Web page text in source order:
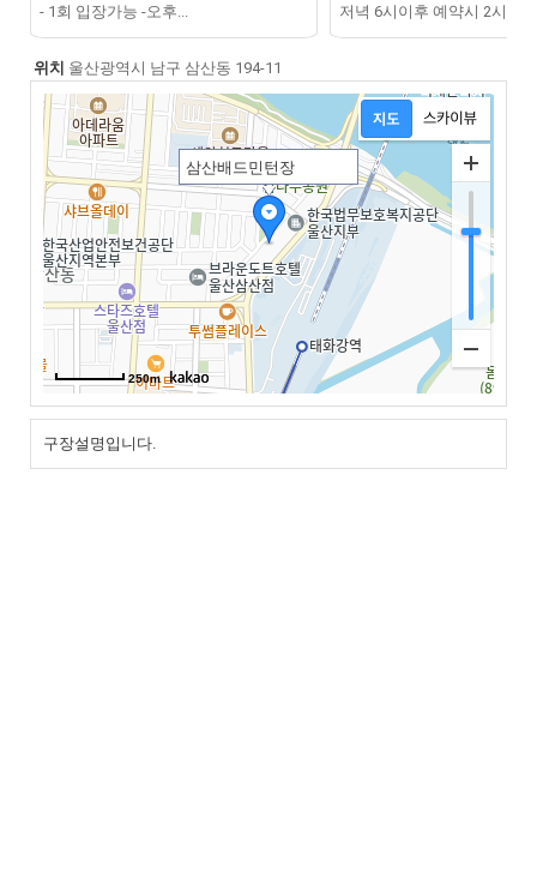
- 1회 입장가능 -오후...
저녁 6시이후 예약시 2시간
위치 울산광역시 남구 삼산동 194-11
삼산배드민턴장
250m
구장설명입니다.